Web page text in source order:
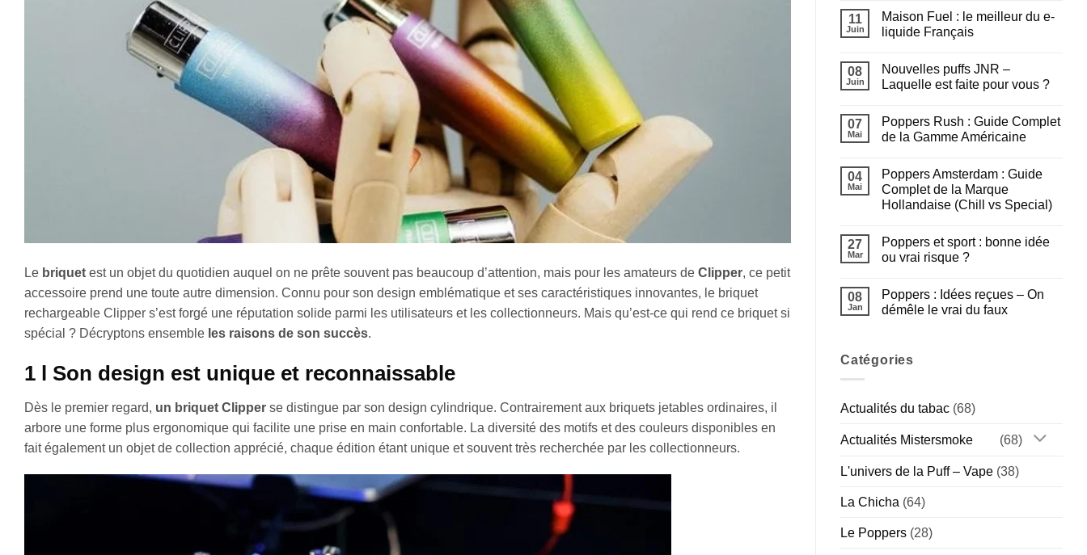
Le briquet est un objet du quotidien auquel on ne prête souvent pas beaucoup d’attention, mais pour les amateurs de Clipper, ce petit
accessoire prend une toute autre dimension. Connu pour son design emblématique et ses caractéristiques innovantes, le briquet
rechargeable Clipper s’est forgé une réputation solide parmi les utilisateurs et les collectionneurs. Mais qu’est-ce qui rend ce briquet si
spécial ? Décryptons ensemble les raisons de son succès.
1 l Son design est unique et reconnaissable
Dès le premier regard, un briquet Clipper se distingue par son design cylindrique. Contrairement aux briquets jetables ordinaires, il
arbore une forme plus ergonomique qui facilite une prise en main confortable. La diversité des motifs et des couleurs disponibles en
fait également un objet de collection apprécié, chaque édition étant unique et souvent très recherchée par les collectionneurs.
de
fumer
en
2
minutes
sur
Les
e-
Sans
Nicotine
sont
11
Juin
Maison Fuel : le meilleur du e-
liquide Français
sur
Maison
Fuel
meilleur
du
e-
08
Juin
Nouvelles puffs JNR –
Laquelle est faite pour vous ?
sur
Nouvelles
puffs
Laquelle
est
faite
pour
07
Mai
Poppers Rush : Guide Complet
de la Gamme Américaine
sur
Poppers
Rush
de
la
Gamme
04
Mai
Poppers Amsterdam : Guide
Complet de la Marque
Hollandaise (Chill vs Special)
sur
Poppers
Amsterdam
Complet
de
la
vs
Special)
27
Mar
Poppers et sport : bonne idée
ou vrai risque ?
sur
Poppers
et
idée
ou
08
Jan
Poppers : Idées reçues – On
démêle le vrai du faux
Poppers
:
On
vrai
Catégories
Actualités du tabac (68)
Actualités Mistersmoke (68)
L'univers de la Puff – Vape (38)
La Chicha (64)
Le Poppers (28)